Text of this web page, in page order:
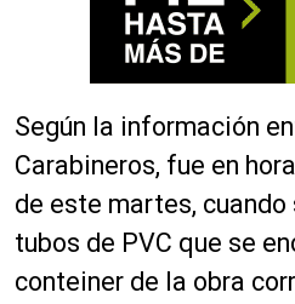
Según la información
Carabineros, fue en
de este martes,
tubos de PVC que se
conteiner de la obra